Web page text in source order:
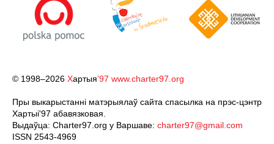
© 1998–2026 Хартыя’97 www.charter97.org
Пры выкарыстанні матэрыялаў сайта спасылка на прэс-цэнтр
Хартыi'97 абавязковая.
Выдаўца: Charter97.org у Варшаве: charter97@gmail.com
ISSN 2543-4969